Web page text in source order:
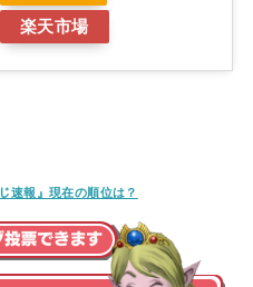
楽天市場
速報』現在の順位は？